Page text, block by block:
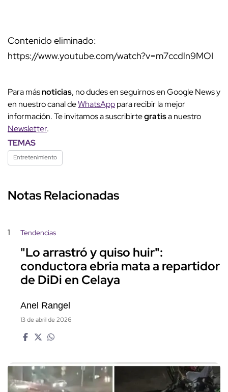
Contenido eliminado:
https://www.youtube.com/watch?v=m7ccdln9MOI
Para másnoticias, no dudes en seguirnos en Google News y
en nuestro canal deWhatsApppara recibir la mejor
información. Te invitamos a suscribirtegratisa nuestro
Newsletter.
TEMAS
Entretenimiento
Notas Relacionadas
1 Tendencias
"Lo arrastró y quiso huir":
conductora ebria mata a repartidor
de DiDi en Celaya
Anel Rangel
13 de abril de 2026